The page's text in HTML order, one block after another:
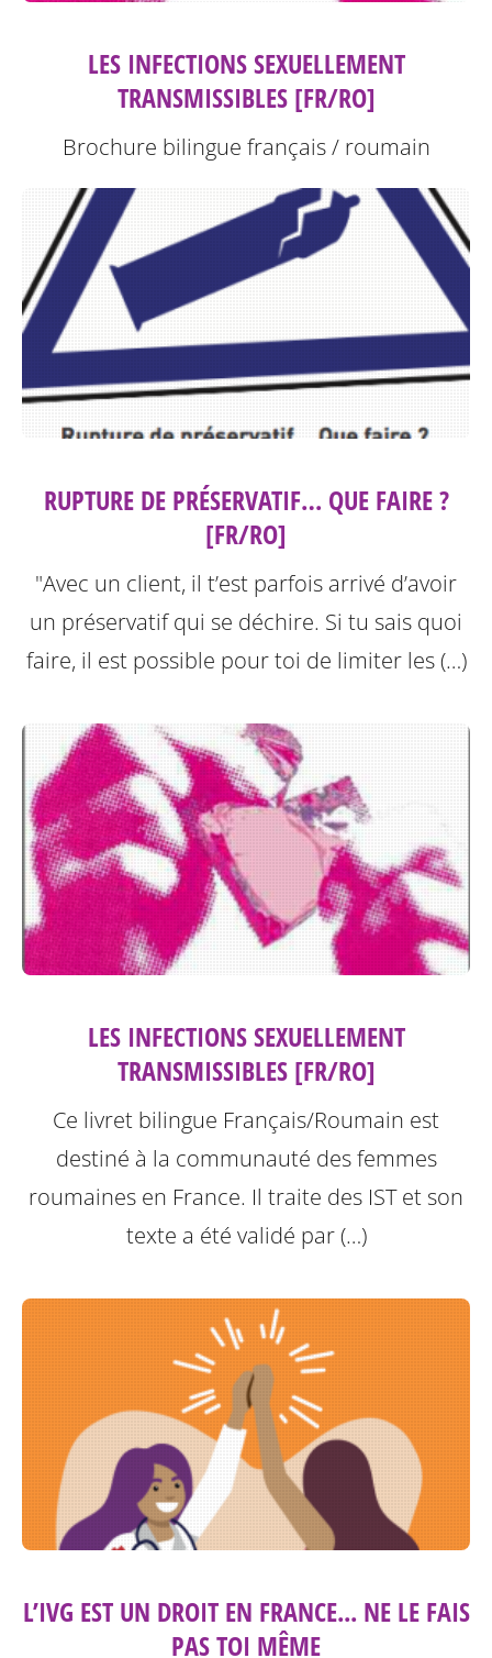
LES INFECTIONS SEXUELLEMENT
TRANSMISSIBLES [FR/RO]
Brochure bilingue français / roumain
RUPTURE DE PRÉSERVATIF… QUE FAIRE ?
[FR/RO]
"Avec un client, il t’est parfois arrivé d’avoir
un préservatif qui se déchire. Si tu sais quoi
faire, il est possible pour toi de limiter les (…)
LES INFECTIONS SEXUELLEMENT
TRANSMISSIBLES [FR/RO]
Ce livret bilingue Français/Roumain est
destiné à la communauté des femmes
roumaines en France. Il traite des IST et son
texte a été validé par (…)
L’IVG EST UN DROIT EN FRANCE... NE LE FAIS
PAS TOI MÊME